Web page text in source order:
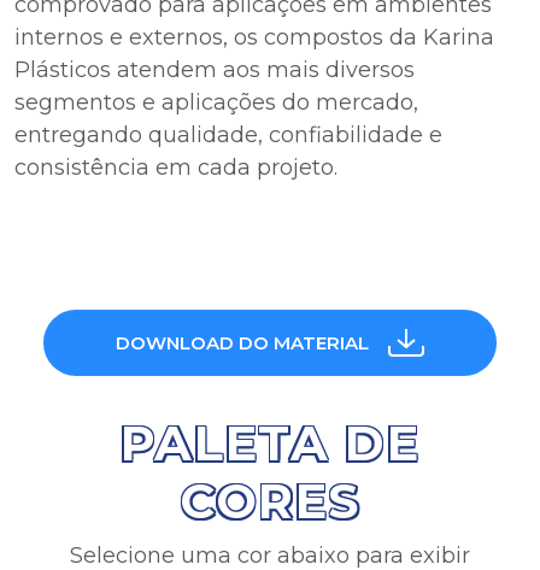
internos e externos, os compostos da Karina
Plásticos atendem aos mais diversos
segmentos e aplicações do mercado,
entregando qualidade, confiabilidade e
consistência em cada projeto.
DOWNLOAD DO MATERIAL
PALETA DE
CORES
Selecione uma cor abaixo para exibir